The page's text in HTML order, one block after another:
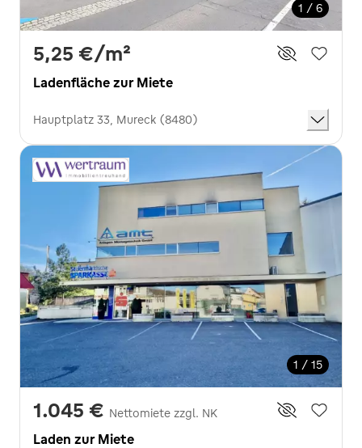
1 / 6
5,25 €/m²
Ladenfläche zur Miete
Hauptplatz 33, Mureck (8480)
1 / 15
1.045 € Nettomiete zzgl. NK
Laden zur Miete